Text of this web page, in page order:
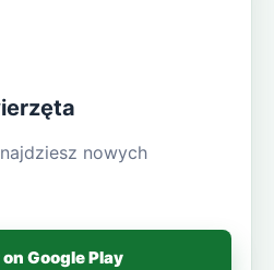
nowych
Google Play